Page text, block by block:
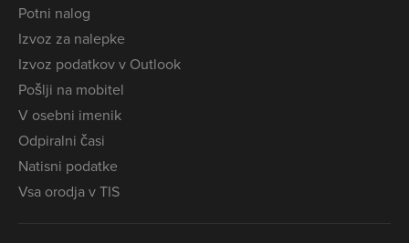
Potni nalog
Izvoz za nalepke
Izvoz podatkov v Outlook
Pošlji na mobitel
V osebni imenik
Odpiralni časi
Natisni podatke
Vsa orodja v TIS